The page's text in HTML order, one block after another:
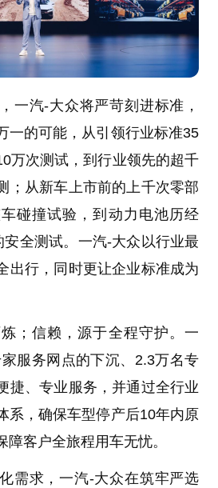
一汽-大众将严苛刻进标准，
一的可能，从引领行业标准35
万次测试，到行业领先的超千
；从新车上市前的上千次零部
碰撞试验，到动力电池历经
全测试。一汽-大众以行业最
出行，同时更让企业标准成为
；信赖，源于全程守护。一
服务网点的下沉、2.3万名专
捷、专业服务，并通过全行业
系，确保车型停产后10年内原
客户全旅程用车无忧。
需求，一汽-大众在筑牢严选